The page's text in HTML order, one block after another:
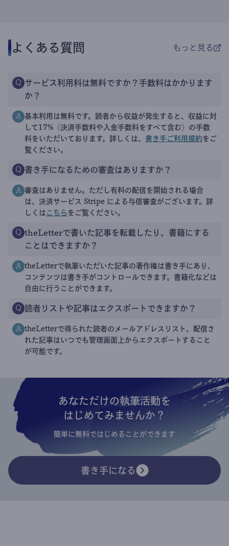
よくある質問 もっと見る
Q サービス利用料は無料ですか？手数料はかかります
か？
A 基本利用は無料です。読者から収益が発生すると、収益に対
して17%（決済手数料や入金手数料をすべて含む）の手数
料をいただいております。詳しくは、 書き手ご利用規約 をご
覧ください。
Q 書き手になるための審査はありますか？
A 審査はありません。ただし有料の配信を開始される場合
は、決済サービス Stripe による与信審査がございます。詳
しくは こちら をご覧ください。
Q theLetterで書いた記事を転載したり、書籍にする
ことはできますか？
A theLetterで執筆いただいた記事の著作権は書き手にあり、
コンテンツは書き手がコントロールできます。書籍化などは
自由に行うことができます。
Q 読者リストや記事はエクスポートできますか？
A theLetterで得られた読者のメールアドレスリスト、配信さ
れた記事はいつでも管理画面上からエクスポートすること
が可能です。
あなただけの執筆活動を
はじめてみませんか？
簡単に無料ではじめることができます
書き手になる